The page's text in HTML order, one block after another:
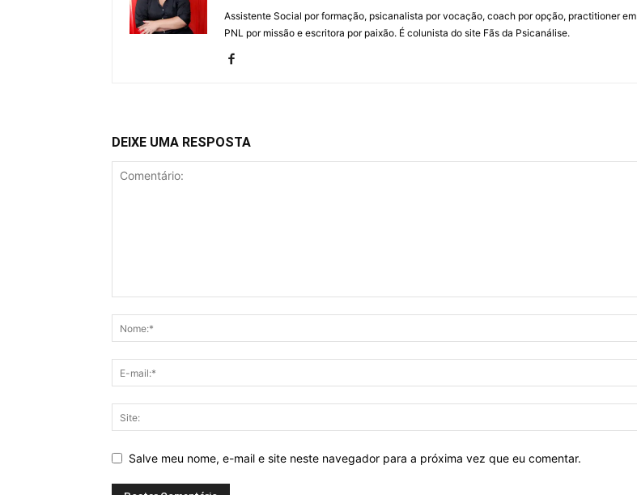
Assistente Social por formação, psicanalista por vocação, coach por opção, practitioner em
PNL por missão e escritora por paixão. É colunista do site Fãs da Psicanálise.
DEIXE UMA RESPOSTA
Salve meu nome, e-mail e site neste navegador para a próxima vez que eu comentar.